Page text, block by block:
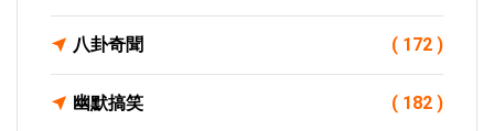
八卦奇聞 ( 172 )
幽默搞笑 ( 182 )